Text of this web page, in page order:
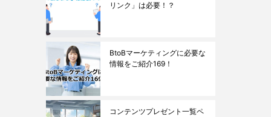
リンク」は必要！？
BtoBマーケティングに必要な
情報をご紹介169！
コンテンツプレゼント一覧ペ